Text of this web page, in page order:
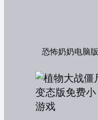
恐怖奶奶电脑版